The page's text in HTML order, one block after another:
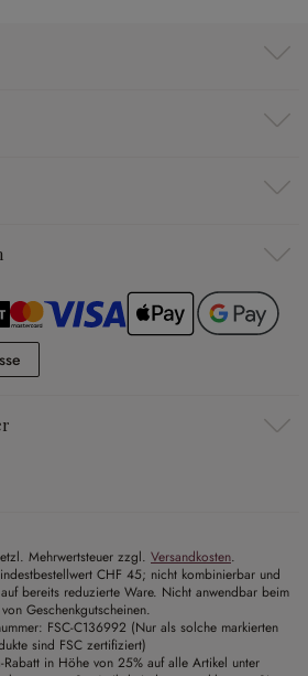
Mehrwertsteuer zzgl. Versandkosten.
CHF 45; nicht kombinierbar und
bereits reduzierte Ware. Nicht anwendbar beim
Geschenkgutscheinen.
FSC-C136992 (Nur als solche markierten
sind FSC zertifiziert)
Rabatt in Höhe von 25% auf alle Artikel unter